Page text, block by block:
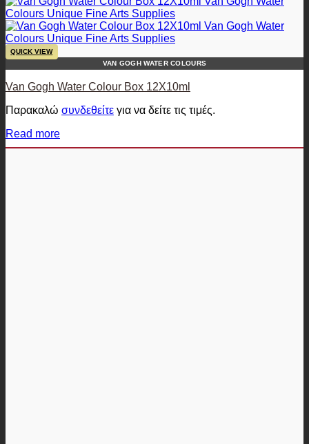
QUICK VIEW
VAN GOGH WATER COLOURS
Van Gogh Water Colour Box 12X10ml
Παρακαλώ συνδεθείτε για να δείτε τις τιμές.
Read more